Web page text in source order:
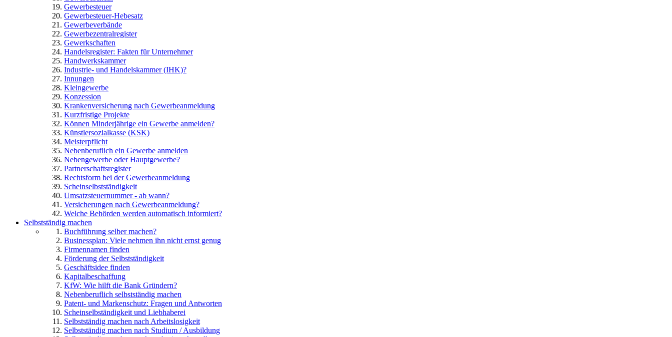
Gewerbesteuer
Gewerbesteuer-Hebesatz
Gewerbeverbände
Gewerbezentralregister
Gewerkschaften
Handelsregister: Fakten für Unternehmer
Handwerkskammer
Industrie- und Handelskammer (IHK)?
Innungen
Kleingewerbe
Konzession
Krankenversicherung nach Gewerbeanmeldung
Kurzfristige Projekte
Können Minderjährige ein Gewerbe anmelden?
Künstlersozialkasse (KSK)
Meisterpflicht
Nebenberuflich ein Gewerbe anmelden
Nebengewerbe oder Hauptgewerbe?
Partnerschaftsregister
Rechtsform bei der Gewerbeanmeldung
Scheinselbstständigkeit
Umsatzsteuernummer - ab wann?
Versicherungen nach Gewerbeanmeldung?
Welche Behörden werden automatisch informiert?
Selbstständig machen
Buchführung selber machen?
Businessplan: Viele nehmen ihn nicht ernst genug
Firmennamen finden
Förderung der Selbstständigkeit
Geschäftsidee finden
Kapitalbeschaffung
KfW: Wie hilft die Bank Gründern?
Nebenberuflich selbstständig machen
Patent- und Markenschutz: Fragen und Antworten
Scheinselbständigkeit und Liebhaberei
Selbstständig machen nach Arbeitslosigkeit
Selbstständig machen nach Studium / Ausbildung